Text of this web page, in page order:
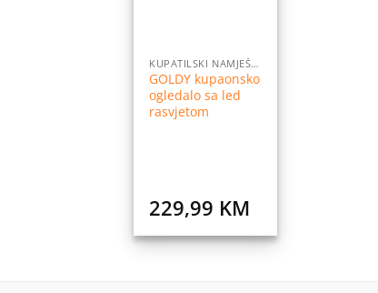
KUPATILSKI NAMJEŠTAJ
GOLDY kupaonsko
ogledalo sa led
rasvjetom
229,99 KM